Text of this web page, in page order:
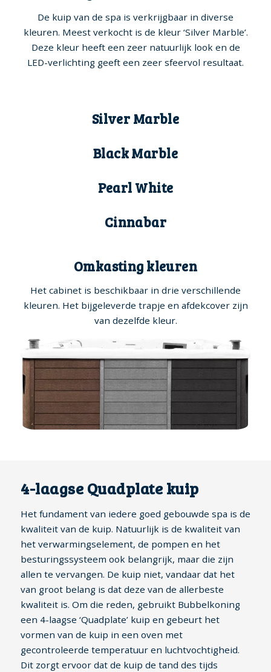
De kuip van de spa is verkrijgbaar in diverse
kleuren. Meest verkocht is de kleur ‘Silver Marble’.
Deze kleur heeft een zeer natuurlijk look en de
LED-verlichting geeft een zeer sfeervol resultaat.
Silver Marble
Black Marble
Pearl White
Cinnabar
Omkasting kleuren
Het cabinet is beschikbaar in drie verschillende
kleuren. Het bijgeleverde trapje en afdekcover zijn
van dezelfde kleur.
4-laagse Quadplate kuip
Het fundament van iedere goed gebouwde spa is de
kwaliteit van de kuip. Natuurlijk is de kwaliteit van
het verwarmingselement, de pompen en het
besturingssysteem ook belangrijk, maar die zijn
allen te vervangen. De kuip niet, vandaar dat het
van groot belang is dat deze van de allerbeste
kwaliteit is. Om die reden, gebruikt Bubbelkoning
een 4-laagse ‘Quadplate’ kuip en gebeurt het
vormen van de kuip in een oven met
gecontroleerde temperatuur en luchtvochtigheid.
Dit zorgt ervoor dat de kuip de tand des tijds